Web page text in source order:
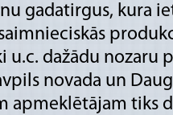
gadatirgus, kura
u.c. dažādu nozaru
novada un
apmeklētājam tiks